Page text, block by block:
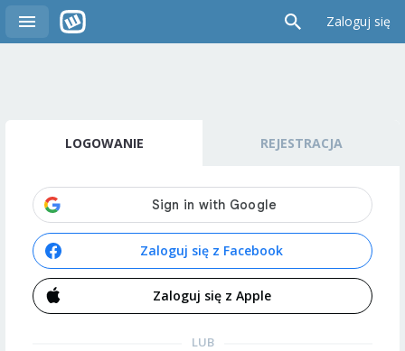
Zaloguj się
LOGOWANIE REJESTRACJA
Zaloguj się z Facebook
Zaloguj się z Apple
LUB